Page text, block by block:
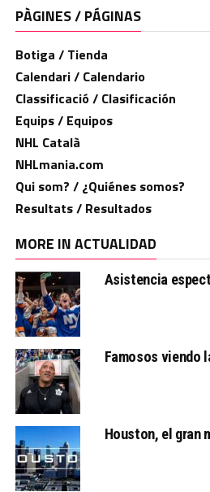
PÀGINES / PÁGINAS
Botiga / Tienda
Calendari / Calendario
Classificació / Clasificación
Equips / Equipos
NHL Català
NHLmania.com
Qui som? / ¿Quiénes somos?
Resultats / Resultados
MORE IN ACTUALIDAD
Asistencia
Famosos viendo
Houston, el gran